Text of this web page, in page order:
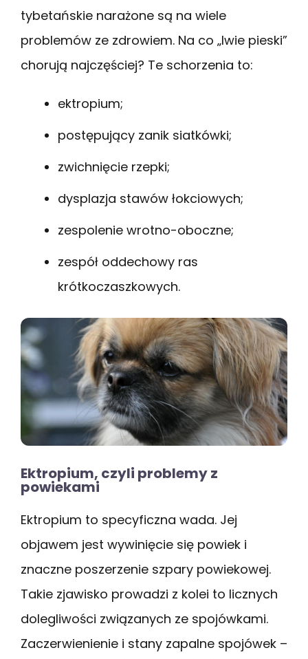
tybetańskie narażone są na wiele
problemów ze zdrowiem. Na co „lwie pieski”
chorują najczęściej? Te schorzenia to:
ektropium;
postępujący zanik siatkówki;
zwichnięcie rzepki;
dysplazja stawów łokciowych;
zespolenie wrotno-oboczne;
zespół oddechowy ras
krótkoczaszkowych.
Ektropium, czyli problemy z
powiekami
Ektropium to specyficzna wada. Jej
objawem jest wywinięcie się powiek i
znaczne poszerzenie szpary powiekowej.
Takie zjawisko prowadzi z kolei to licznych
dolegliwości związanych ze spojówkami.
Zaczerwienienie i stany zapalne spojówek –